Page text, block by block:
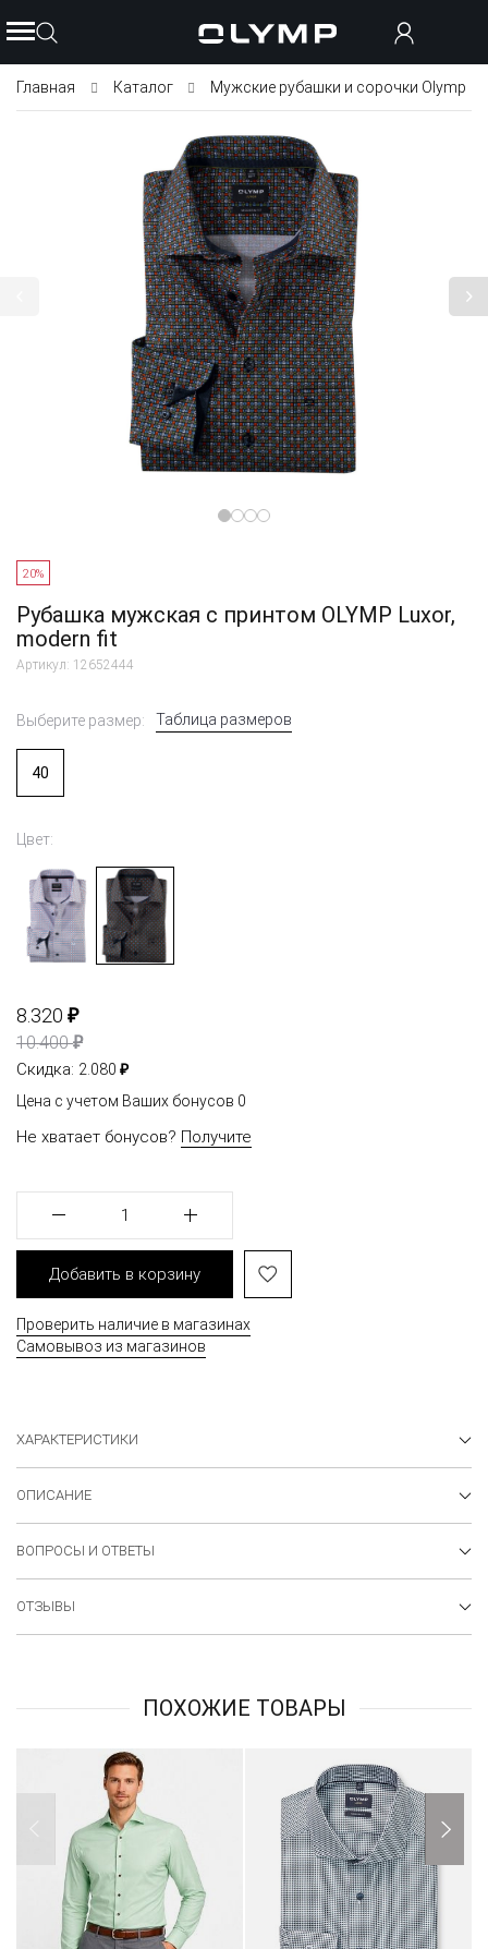
Главная Каталог Мужские рубашки и сорочки Olymp
20%
Рубашка мужская с принтом OLYMP Luxor,
modern fit
Артикул: 12652444
Выберите размер: Таблица размеров
40
Цвет:
8.320 ₽
10.400₽
Скидка: 2.080 ₽
Цена с учетом Ваших бонусов 0
Не хватает бонусов? Получите
1
Добавить в корзину
Проверить наличие в магазинах
Самовывоз из магазинов
ХАРАКТЕРИСТИКИ
ОПИСАНИЕ
ВОПРОСЫ И ОТВЕТЫ
ОТЗЫВЫ
ПОХОЖИЕ ТОВАРЫ